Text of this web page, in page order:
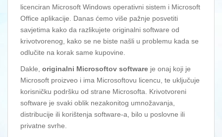
licenciran Microsoft Windows operativni sistem i Microsoft
Office aplikacije. Danas ćemo više pažnje posvetiti
savjetima kako da razlikujete originalni software od
krivotvorenog, kako se ne biste našli u problemu kada se
odlučite na korak same kupovine.
Dakle, originalni Microsoftov software je onaj koji je
Microsoft proizveo i ima Microsoftovu licencu, te uključuje
korisničku podršku od strane Microsofta. Krivotvoreni
software je svaki oblik nezakonitog umnožavanja,
distribucije ili korištenja software-a, bilo u poslovne ili
privatne svrhe.